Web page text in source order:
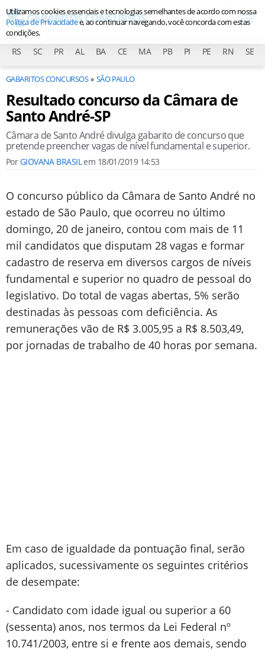
RS SC PR AL BA CE MA PB PI PE RN SE
GABARITOS CONCURSOS SÃO PAULO
Resultado concurso da Câmara de
Santo André-SP
Câmara de Santo André divulga gabarito de concurso que
pretende preencher vagas de nível fundamental e superior.
PorGIOVANA BRASILem 18/01/2019 14:53
O concurso público da Câmara de Santo André no
estado de São Paulo, que ocorreu no último
domingo, 20 de janeiro, contou com mais de 11
mil candidatos que disputam 28 vagas e formar
cadastro de reserva em diversos cargos de níveis
fundamental e superior no quadro de pessoal do
legislativo. Do total de vagas abertas, 5% serão
destinadas às pessoas com deficiência. As
remunerações vão de R$ 3.005,95 a R$ 8.503,49,
por jornadas de trabalho de 40 horas por semana.
Em caso de igualdade da pontuação final, serão
aplicados, sucessivamente os seguintes critérios
de desempate:
- Candidato com idade igual ou superior a 60
(sessenta) anos, nos termos da Lei Federal nº
10.741/2003, entre si e frente aos demais, sendo
Utilizamos cookies essenciais e tecnologias semelhantes de acordo com nossa
Política de Privacidadee, ao continuar navegando, você concorda com estas
condições.